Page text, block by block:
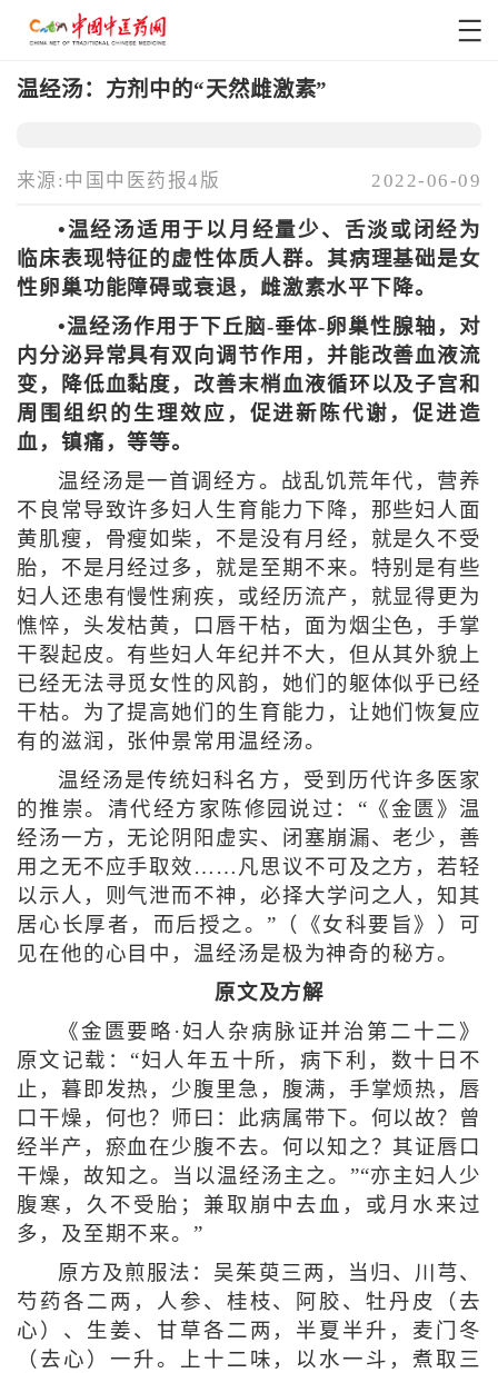
温经汤：方剂中的“天然雌激素”
来源:中国中医药报4版 2022-06-09
•温经汤适用于以月经量少、舌淡或闭经为
临床表现特征的虚性体质人群。其病理基础是女
性卵巢功能障碍或衰退，雌激素水平下降。
•温经汤作用于下丘脑-垂体-卵巢性腺轴，对
内分泌异常具有双向调节作用，并能改善血液流
变，降低血黏度，改善末梢血液循环以及子宫和
周围组织的生理效应，促进新陈代谢，促进造
血，镇痛，等等。
温经汤是一首调经方。战乱饥荒年代，营养
不良常导致许多妇人生育能力下降，那些妇人面
黄肌瘦，骨瘦如柴，不是没有月经，就是久不受
胎，不是月经过多，就是至期不来。特别是有些
妇人还患有慢性痢疾，或经历流产，就显得更为
憔悴，头发枯黄，口唇干枯，面为烟尘色，手掌
干裂起皮。有些妇人年纪并不大，但从其外貌上
已经无法寻觅女性的风韵，她们的躯体似乎已经
干枯。为了提高她们的生育能力，让她们恢复应
有的滋润，张仲景常用温经汤。
温经汤是传统妇科名方，受到历代许多医家
的推崇。清代经方家陈修园说过：“《金匮》温
经汤一方，无论阴阳虚实、闭塞崩漏、老少，善
用之无不应手取效……凡思议不可及之方，若轻
以示人，则气泄而不神，必择大学问之人，知其
居心长厚者，而后授之。”（《女科要旨》）可
见在他的心目中，温经汤是极为神奇的秘方。
原文及方解
《金匮要略·妇人杂病脉证并治第二十二》
原文记载：“妇人年五十所，病下利，数十日不
止，暮即发热，少腹里急，腹满，手掌烦热，唇
口干燥，何也？师曰：此病属带下。何以故？曾
经半产，瘀血在少腹不去。何以知之？其证唇口
干燥，故知之。当以温经汤主之。”“亦主妇人少
腹寒，久不受胎；兼取崩中去血，或月水来过
多，及至期不来。”
原方及煎服法：吴茱萸三两，当归、川芎、
芍药各二两，人参、桂枝、阿胶、牡丹皮（去
心）、生姜、甘草各二两，半夏半升，麦门冬
（去心）一升。上十二味，以水一斗，煮取三